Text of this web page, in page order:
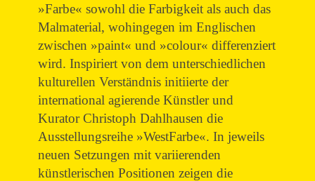
»Farbe« sowohl die Farbigkeit als auch das
Malmaterial, wohingegen im Englischen
zwischen »paint« und »colour« differenziert
wird. Inspiriert von dem unterschiedlichen
kulturellen Verständnis initiierte der
international agierende Künstler und
Kurator Christoph Dahlhausen die
Ausstellungsreihe »WestFarbe«. In jeweils
neuen Setzungen mit variierenden
künstlerischen Positionen zeigen die